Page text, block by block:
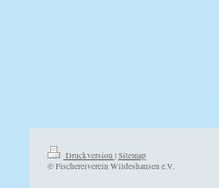
Druckversion |Sitemap
© Fischereiverein Wildeshausen e.V.